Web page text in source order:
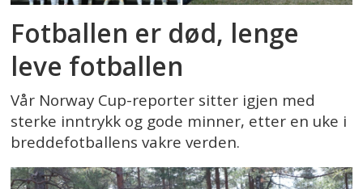
Fotballen er død, lenge
leve fotballen
Vår Norway Cup-reporter sitter igjen med
sterke inntrykk og gode minner, etter en uke i
breddefotballens vakre verden.